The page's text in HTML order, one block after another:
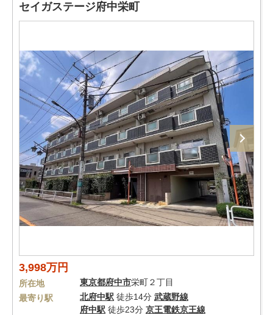
セイガステージ府中栄町
3,998万円
所在地 東京都府中市栄町２丁目
最寄り駅
北府中駅 徒歩14分 武蔵野線
府中駅 徒歩23分 京王電鉄京王線